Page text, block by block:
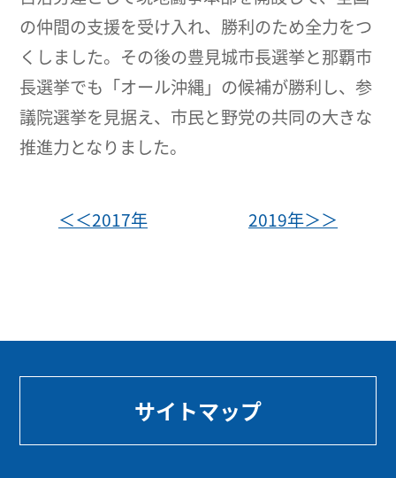
の仲間の支援を受け入れ、勝利のため全力をつ
くしました。その後の豊見城市長選挙と那覇市
長選挙でも「オール沖縄」の候補が勝利し、参
議院選挙を見据え、市民と野党の共同の大きな
推進力となりました。
＜＜2017年 2019年＞＞
サイトマップ